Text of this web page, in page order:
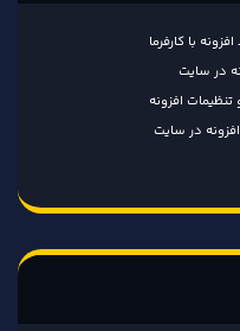
با کارفرما
در سایت
تنظیمات افزونه
در سایت